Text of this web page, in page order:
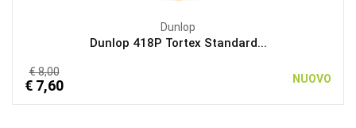
Dunlop
Dunlop 418P Tortex Standard...
€ 8,00
€ 7,60 NUOVO